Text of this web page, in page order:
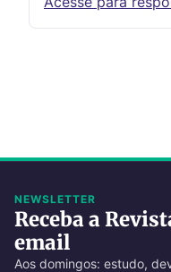
NEWSLETTER
Receba a
email
Aos domingos: estudo,